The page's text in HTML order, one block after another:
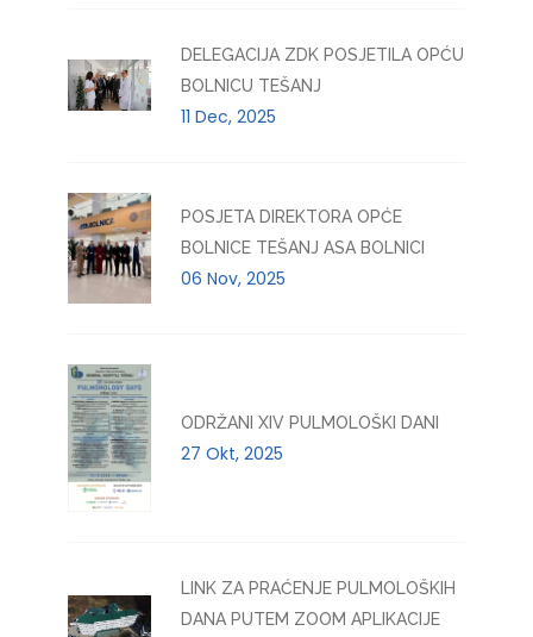
DELEGACIJA ZDK POSJETILA OPĆU
BOLNICU TEŠANJ
11 Dec, 2025
POSJETA DIREKTORA OPĆE
BOLNICE TEŠANJ ASA BOLNICI
06 Nov, 2025
ODRŽANI XIV PULMOLOŠKI DANI
27 Okt, 2025
LINK ZA PRAĆENJE PULMOLOŠKIH
DANA PUTEM ZOOM APLIKACIJE